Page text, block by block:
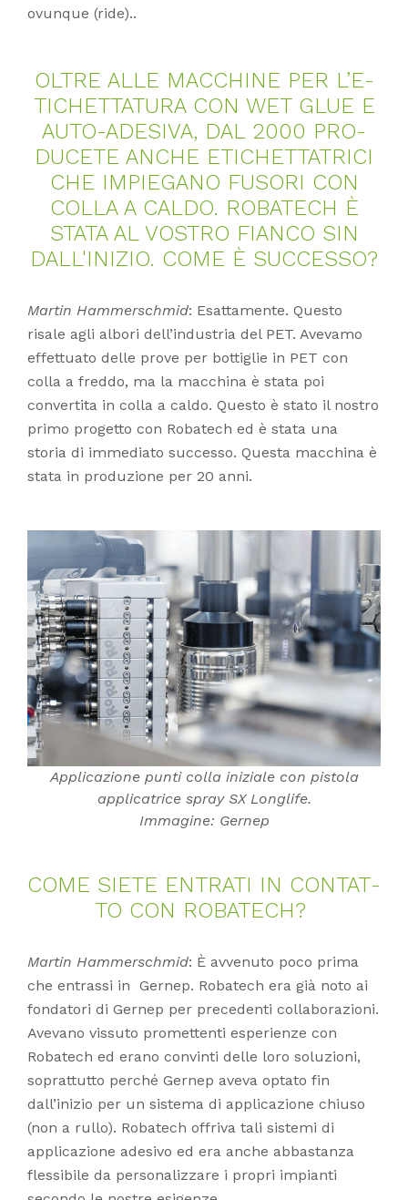
ovunque (ride)..
OLT­RE ALLE MAC­CHI­NE PER L’E­
TI­CHET­TA­TU­RA CON WET GLUE E
AUTO-ADE­SI­VA, DAL 2000 PRO­
DU­CE­TE AN­CHE ETI­CHET­TATRI­CI
CHE IM­PIE­GA­NO FU­SO­RI CON
COL­LA A CAL­DO. RO­BA­TECH È
STA­TA AL VOS­TRO FI­AN­CO SIN
DAL­L'I­NI­ZIO. COME È SUC­CES­SO?
Martin Hammerschmid: Esattamente. Questo
risale agli albori dell’industria del PET. Avevamo
effettuato delle prove per bottiglie in PET con
colla a freddo, ma la macchina è stata poi
convertita in colla a caldo. Questo è stato il nostro
primo progetto con Robatech ed è stata una
storia di immediato successo. Questa macchina è
stata in produzione per 20 anni.
Applicazione punti colla iniziale con pistola
applicatrice spray SX Longlife.
Immagine: Gernep
COME SIE­TE ENT­RA­TI IN CON­TAT­
TO CON RO­BA­TECH?
Martin Hammerschmid: È avvenuto poco prima
che entrassi in Gernep. Robatech era già noto ai
fondatori di Gernep per precedenti collaborazioni.
Avevano vissuto promettenti esperienze con
Robatech ed erano convinti delle loro soluzioni,
soprattutto perché Gernep aveva optato fin
dall’inizio per un sistema di applicazione chiuso
(non a rullo). Robatech offriva tali sistemi di
applicazione adesivo ed era anche abbastanza
flessibile da personalizzare i propri impianti